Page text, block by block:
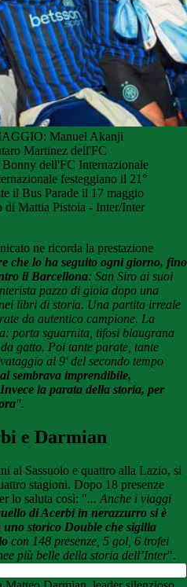
Manuel Akanji
Martinez dell'FC
dell'FC Internazionale
festeggiano il 21°
il Bus Parade il 17 maggio
Mattia Pistoia - Inter/Inter
ne ricorda la prestazione
che lo ha seguito ogni giorno, fino
il Barcellona: San Siro ai suoi
pazzo di gioia dopo una
libri di storia. Una partita irreale
da autentico campione. La
porta sguarnita, tifosi blaugrana
gatto. Poi tante parate, tante
al 9' del secondo tempo
sembrava imprendibile,
la parata della storia, per
".
e Darmian
al Sassuolo e quattro alla Lazio, si
stagioni. Dopo 18 presenze
lo saluta così: "... Anche i viaggi
di Acerbi in nerazzurro si è
storico Double che sigilla
con 148 presenze, 5 gol, 6 trofei
più belle della storia dell’Inter".